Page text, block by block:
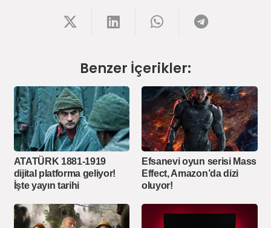
Benzer İçerikler:
ATATÜRK 1881-1919
dijital platforma geliyor!
İşte yayın tarihi
Efsanevi oyun serisi Mass
Effect, Amazon’da dizi
oluyor!